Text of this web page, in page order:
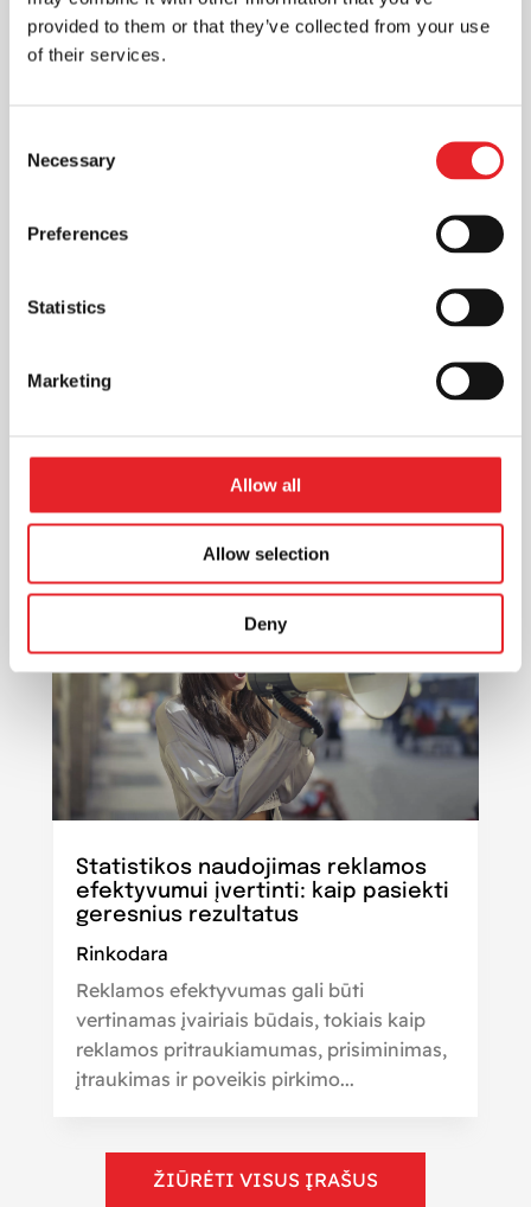
provided to them or that they’ve collected from your use
of their services.
Selection
Necessary
Preferences
Statistics
Marketing
Allow all
Allow selection
Deny
vartotojus ir sukurti ilgalaikius
produkciją, kuri pasiekia vartotojus. Ji
Statistikos naudojimas reklamos
efektyvumui įvertinti: kaip pasiekti
geresnius rezultatus
Rinkodara
Reklamos efektyvumas gali būti
vertinamas įvairiais būdais, tokiais kaip
reklamos pritraukiamumas, prisiminimas,
įtraukimas ir poveikis pirkimo...
ŽIŪRĖTI VISUS ĮRAŠUS